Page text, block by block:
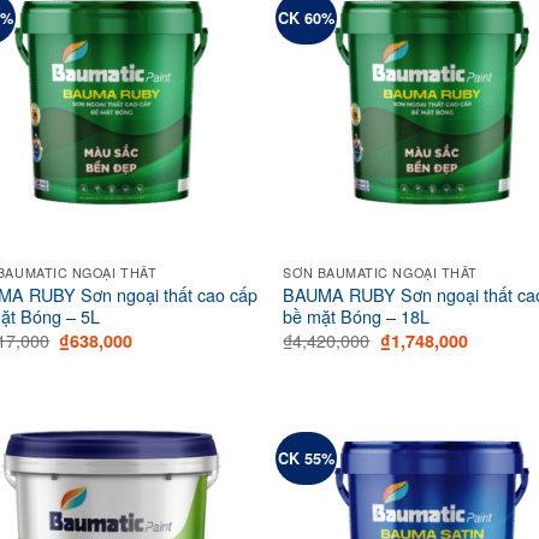
NGOẠI THẤT
RUBY Sơn ngoại thất cao cấp
Bóng – 5L
Original
price
₫638,000Current
CK 60%
SƠN BAUMATIC NGOẠI THẤT
BAUMA RUBY Sơn ngoại thất
bề mặt Bóng – 18L
₫4,420,000 Original
price
₫1,748,000Current
price
CK 55%